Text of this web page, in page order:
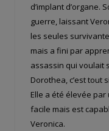
d’implant d’organe.
guerre, laissant
les seules
mais a fini par
assassin qui voulait
Dorothea, c’est tout
Elle a été élevée
facile mais est
Veronica.